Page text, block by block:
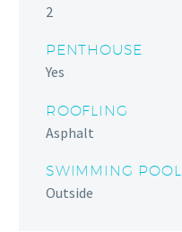
2
PENTHOUSE
Yes
ROOFLING
Asphalt
SWIMMING POOL
Outside